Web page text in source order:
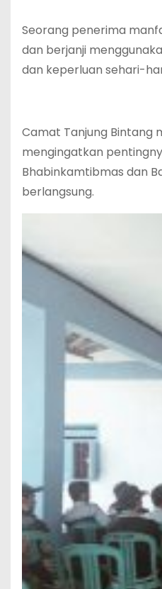
Seorang penerima
dan berjanji
dan keperluan sehari-
Camat Tanjung Bintang
mengingatkan
Bhabinkamtibmas dan
berlangsung.